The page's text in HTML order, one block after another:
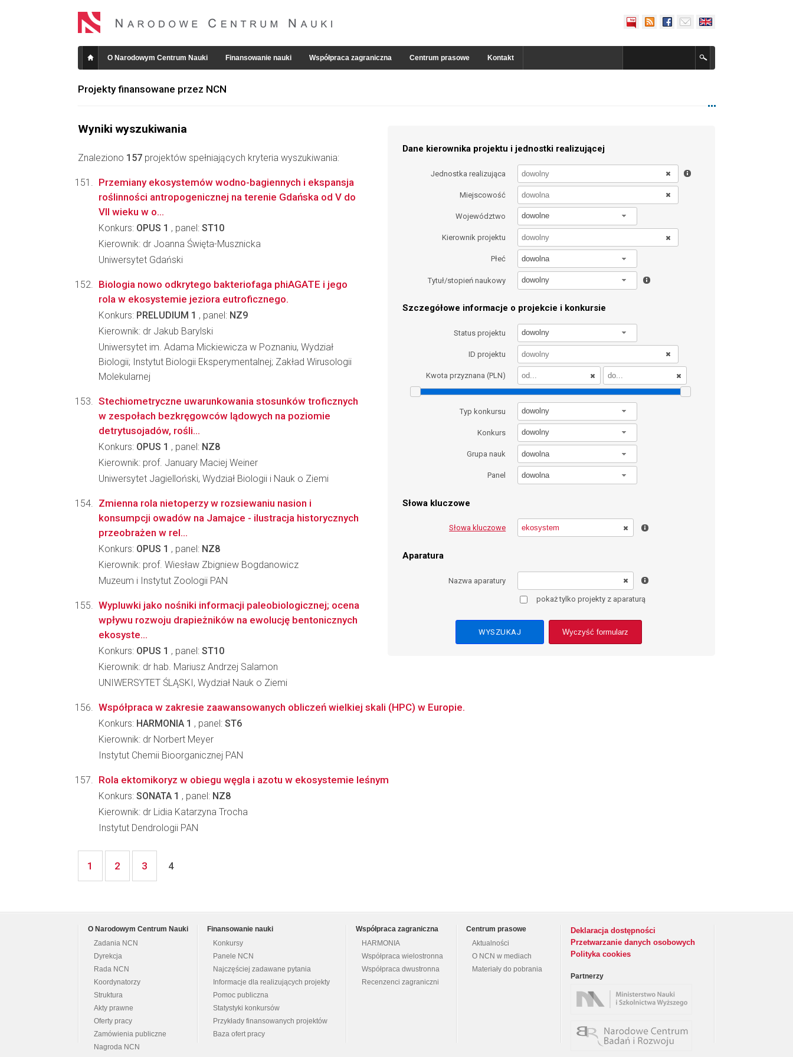
O Narodowym Centrum Nauki Finansowanie nauki Współpraca zagraniczna Centrum prasowe Kontakt
Projekty finansowane przez NCN
Wyniki wyszukiwania
Znaleziono 157 projektów spełniających kryteria wyszukiwania:
Dane kierownika projektu i jednostki realizującej
Jednostka realizująca
Miejscowość
Województwo dowolne
Kierownik projektu
Płeć dowolna
Tytuł/stopień naukowy dowolny
Szczegółowe informacje o projekcie i konkursie
Status projektu dowolny
ID projektu
Kwota przyznana (PLN)
Typ konkursu dowolny
Konkurs dowolny
Grupa nauk dowolna
Panel dowolna
Słowa kluczowe
Słowa kluczowe
Aparatura
Nazwa aparatury
pokaż tylko projekty z aparaturą
Wyczyść formularz
Przemiany ekosystemów wodno-bagiennych i ekspansja
roślinności antropogenicznej na terenie Gdańska od V do
VII wieku w o...
Konkurs: OPUS 1 , panel: ST10
Kierownik: dr Joanna Święta-Musznicka
Uniwersytet Gdański
Biologia nowo odkrytego bakteriofaga phiAGATE i jego
rola w ekosystemie jeziora eutroficznego.
Konkurs: PRELUDIUM 1 , panel: NZ9
Kierownik: dr Jakub Barylski
Uniwersytet im. Adama Mickiewicza w Poznaniu, Wydział
Biologii; Instytut Biologii Eksperymentalnej; Zakład Wirusologii
Molekularnej
Stechiometryczne uwarunkowania stosunków troficznych
w zespołach bezkręgowców lądowych na poziomie
detrytusojadów, rośli...
Konkurs: OPUS 1 , panel: NZ8
Kierownik: prof. January Maciej Weiner
Uniwersytet Jagielloński, Wydział Biologii i Nauk o Ziemi
Zmienna rola nietoperzy w rozsiewaniu nasion i
konsumpcji owadów na Jamajce - ilustracja historycznych
przeobrażen w rel...
Konkurs: OPUS 1 , panel: NZ8
Kierownik: prof. Wiesław Zbigniew Bogdanowicz
Muzeum i Instytut Zoologii PAN
Wypluwki jako nośniki informacji paleobiologicznej; ocena
wpływu rozwoju drapieżników na ewolucję bentonicznych
ekosyste...
Konkurs: OPUS 1 , panel: ST10
Kierownik: dr hab. Mariusz Andrzej Salamon
UNIWERSYTET ŚLĄSKI, Wydział Nauk o Ziemi
Współpraca w zakresie zaawansowanych obliczeń wielkiej skali (HPC) w Europie.
Konkurs: HARMONIA 1 , panel: ST6
Kierownik: dr Norbert Meyer
Instytut Chemii Bioorganicznej PAN
Rola ektomikoryz w obiegu węgla i azotu w ekosystemie leśnym
Konkurs: SONATA 1 , panel: NZ8
Kierownik: dr Lidia Katarzyna Trocha
Instytut Dendrologii PAN
1 2 3 4
O Narodowym Centrum Nauki
Zadania NCN
Dyrekcja
Rada NCN
Koordynatorzy
Struktura
Akty prawne
Oferty pracy
Zamówienia publiczne
Nagroda NCN
Finansowanie nauki
Konkursy
Panele NCN
Najczęściej zadawane pytania
Informacje dla realizujących projekty
Pomoc publiczna
Statystyki konkursów
Przykłady finansowanych projektów
Baza ofert pracy
Współpraca zagraniczna
HARMONIA
Współpraca wielostronna
Współpraca dwustronna
Recenzenci zagraniczni
Centrum prasowe
Aktualności
O NCN w mediach
Materiały do pobrania
Deklaracja dostępności
Przetwarzanie danych osobowych
Polityka cookies
Partnerzy